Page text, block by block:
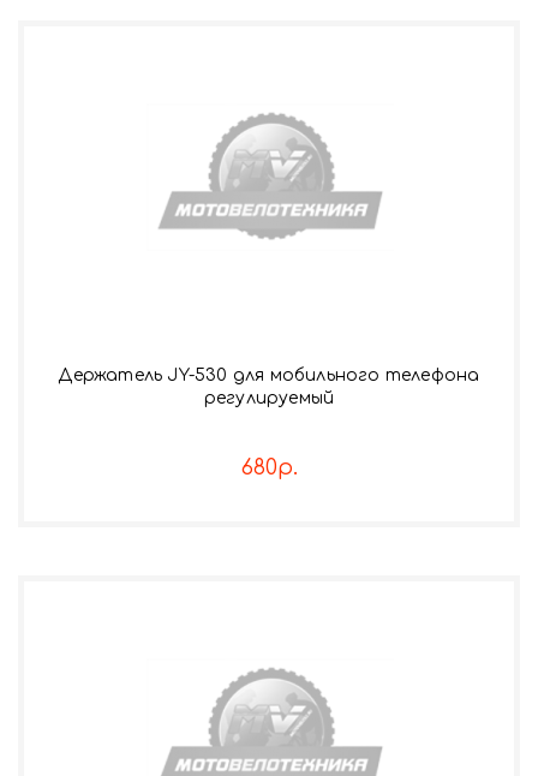
Держатель JY-530 для мобильного телефона
регулируемый
680р.